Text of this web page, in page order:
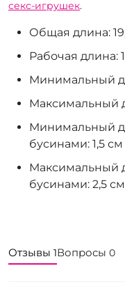
секс-игрушек.
Общая длина:
Рабочая длина:
Минимальный
Максимальный
Минимальный
бусинами: 1,5 см
Максимальный
бусинами: 2,5 см
Отзывы 1Вопросы 0